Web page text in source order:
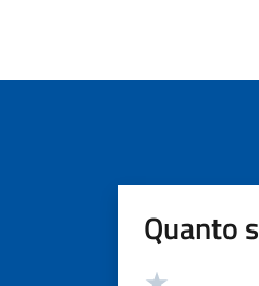
Quanto
Valutazione